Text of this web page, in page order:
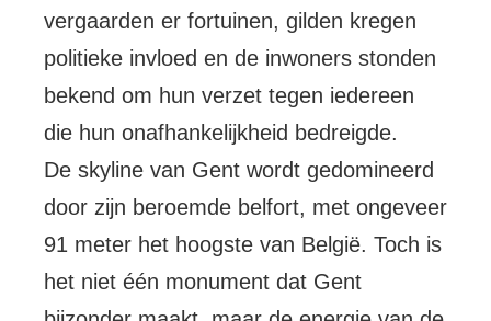
vergaarden er fortuinen, gilden kregen
politieke invloed en de inwoners stonden
bekend om hun verzet tegen iedereen
die hun onafhankelijkheid bedreigde.
De skyline van Gent wordt gedomineerd
door zijn beroemde belfort, met ongeveer
91 meter het hoogste van België. Toch is
het niet één monument dat Gent